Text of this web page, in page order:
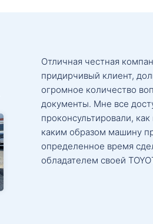
Отличная честная
придирчивый клиент,
огромное количество
документы. Мне все
проконсультировали,
каким образом машину
определенное время
обладателем своей